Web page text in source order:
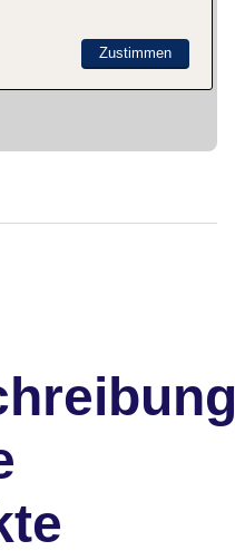
Zustimmen